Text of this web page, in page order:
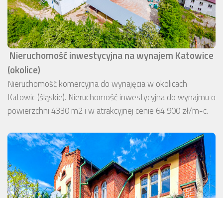
Nieruchomość inwestycyjna na wynajem Katowice
(okolice)
Nieruchomość komercyjna do wynajęcia w okolicach
Katowic (śląskie). Nieruchomość inwestycyjna do wynajmu o
powierzchni 4330 m2 i w atrakcyjnej cenie 64 900 zł/m-c.